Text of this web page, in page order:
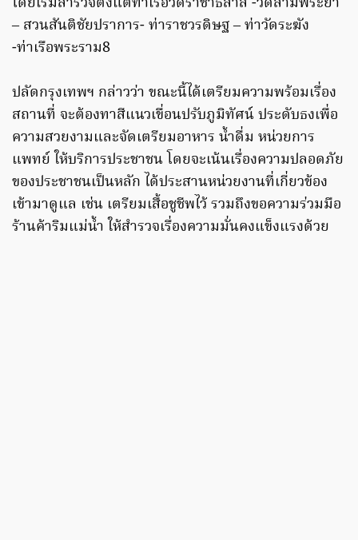
– สวนสันติชัยปราการ- ท่าราชวรดิษฐ – ท่าวัดระฆัง
-ท่าเรือพระราม8
ปลัดกรุงเทพฯ กล่าวว่า ขณะนี้ได้เตรียมความพร้อมเรื่อง
สถานที่ จะต้องทาสีแนวเขื่อนปรับภูมิทัศน์ ประดับธงเพื่อ
ความสวยงามและจัดเตรียมอาหาร น้ำดื่ม หน่วยการ
แพทย์ ให้บริการประชาชน โดยจะเน้นเรื่องความปลอดภัย
ของประชาชนเป็นหลัก ได้ประสานหน่วยงานที่เกี่ยวข้อง
เข้ามาดูแล เช่น เตรียมเสื้อชูชีพไว้ รวมถึงขอความร่วมมือ
ร้านค้าริมแม่น้ำ ให้สำรวจเรื่องความมั่นคงแข็งแรงด้วย